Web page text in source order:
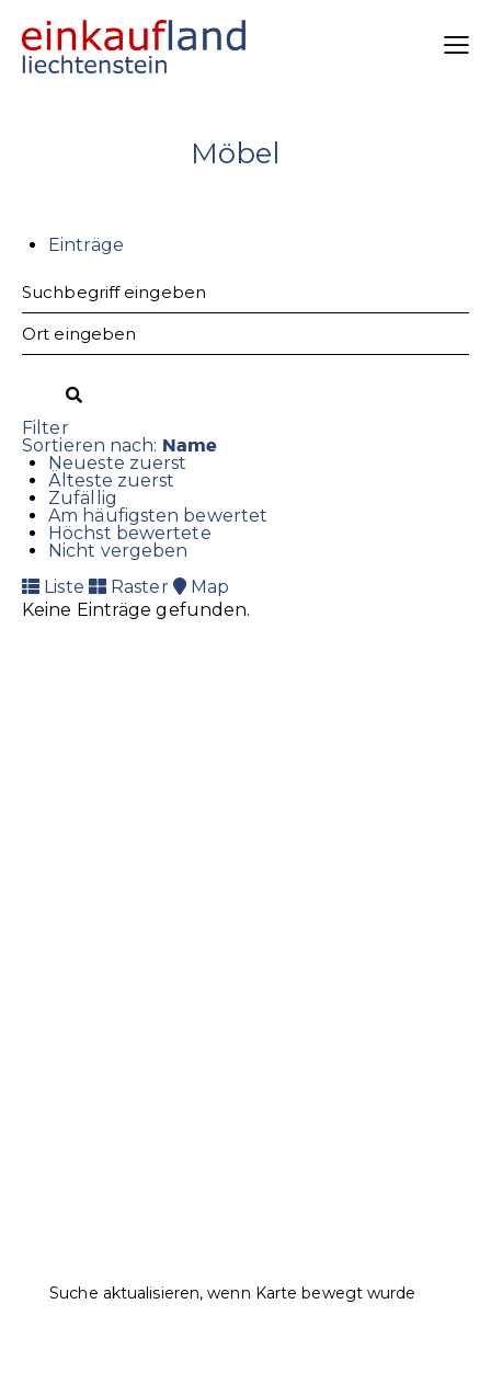
Möbel
Einträge
Filter
Sortieren nach: Name
Neueste zuerst
Älteste zuerst
Zufällig
Am häufigsten bewertet
Höchst bewertete
Nicht vergeben
Liste
Raster
Map
Keine Einträge gefunden.
Suche aktualisieren, wenn Karte bewegt wurde